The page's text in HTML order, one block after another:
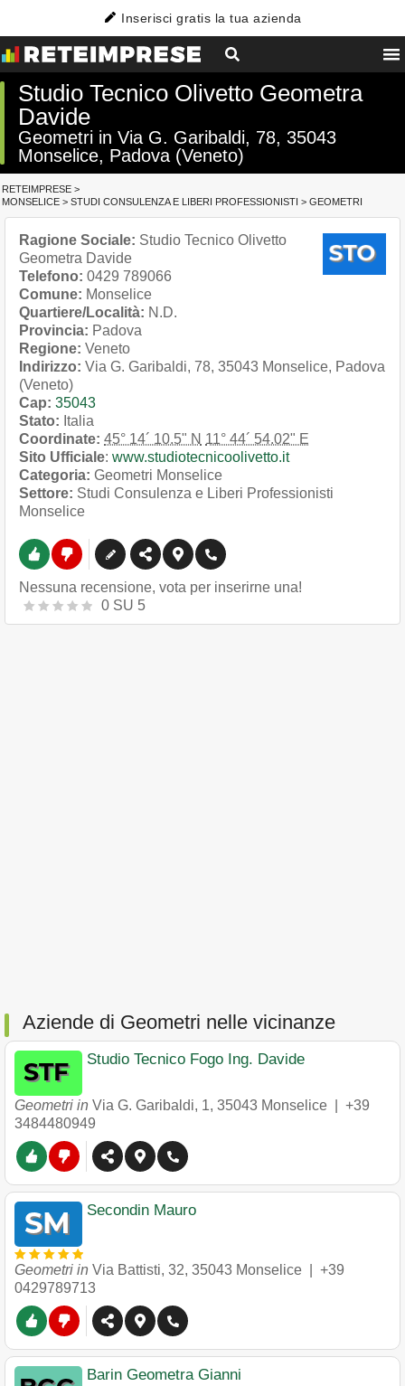
Inserisci gratis la tua azienda
Studio Tecnico Olivetto Geometra
Davide
Geometri in Via G. Garibaldi, 78, 35043
Monselice, Padova (Veneto)
RETEIMPRESE >
MONSELICE > STUDI CONSULENZA E LIBERI PROFESSIONISTI > GEOMETRI
Ragione Sociale: Studio Tecnico Olivetto
Geometra Davide
Telefono: 0429 789066
Comune: Monselice
Quartiere/Località: N.D.
Provincia: Padova
Regione: Veneto
Indirizzo: Via G. Garibaldi, 78, 35043 Monselice, Padova
(Veneto)
Cap: 35043
Stato: Italia
Coordinate: 45° 14´ 10.5" N 11° 44´ 54.02" E
Sito Ufficiale: www.studiotecnicoolivetto.it
Categoria: Geometri Monselice
Settore: Studi Consulenza e Liberi Professionisti
Monselice
Nessuna recensione, vota per inserirne una!
0 SU 5
Aziende di Geometri nelle vicinanze
Studio Tecnico Fogo Ing. Davide
Geometri in Via G. Garibaldi, 1, 35043 Monselice
+39
3484480949
Secondin Mauro
Geometri in Via Battisti, 32, 35043 Monselice
+39
0429789713
Barin Geometra Gianni